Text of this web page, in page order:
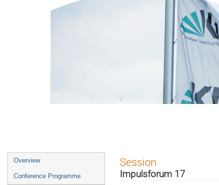
Event
menu
Overview
Conference Programme
Session
Impulsforum 17